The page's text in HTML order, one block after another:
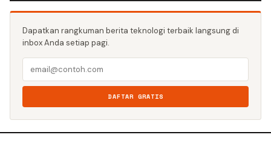
Dapatkan rangkuman berita teknologi terbaik langsung di
inbox Anda setiap pagi.
DAFTAR GRATIS